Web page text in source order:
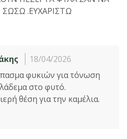
.ΕΥΧΑΡΙΣΤΩ
18/04/2026
φυκιών για τόνωση
στο φυτό.
θέση για την καμέλια.